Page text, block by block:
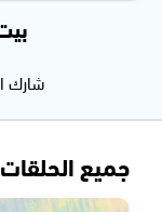
بيت
شارك
جميع الحلقات